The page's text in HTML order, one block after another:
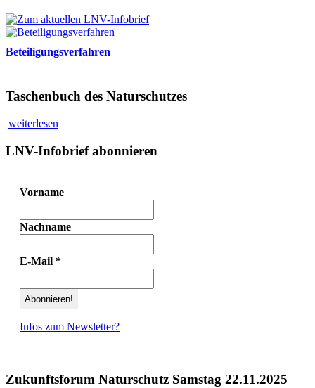
Beteiligungsverfahren
Taschenbuch des Naturschutzes
weiterlesen
LNV-Infobrief abonnieren
Vorname
Nachname
E-Mail *
Infos zum Newsletter?
Zukunftsforum Naturschutz Samstag 22.11.2025